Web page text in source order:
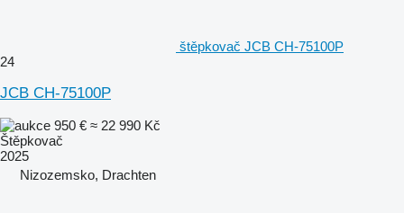
štěpkovač JCB CH-75100P
24
JCB CH-75100P
950 € ≈ 22 990 Kč
Štěpkovač
2025
Nizozemsko, Drachten